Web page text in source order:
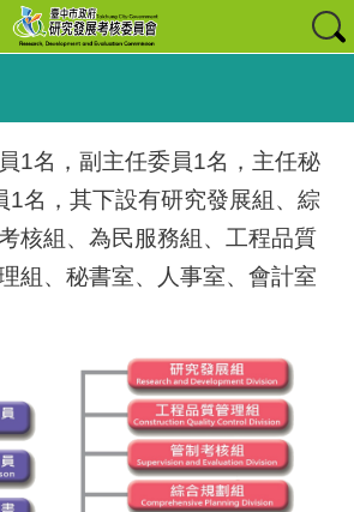
1名，副主任委員1名，主任秘
1名，其下設有研究發展組、綜
核組、為民服務組、工程品質
組、秘書室、人事室、會計室